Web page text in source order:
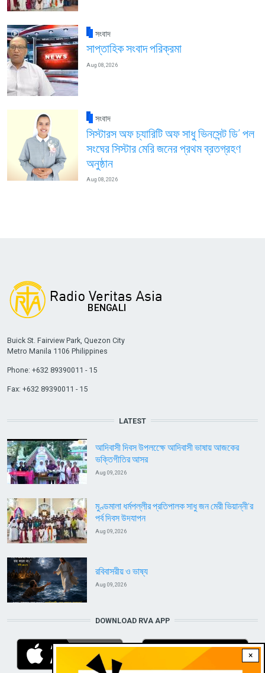
সংবাদ
সাপ্তাহিক সংবাদ পরিক্রমা
Aug 08, 2026
সংবাদ
সিস্টারস অফ চ্যারিটি অফ সাধু ভিনসেন্ট ডি’ পল
সংঘের সিস্টার মেরি জনের প্রথম ব্রতগ্রহণ
অনুষ্ঠান
Aug 08, 2026
×
Buick St. Fairview Park, Quezon City
Metro Manila 1106 Philippines
Phone: +632 89390011 - 15
Fax: +632 89390011 - 15
LATEST
আদিবাসী দিবস উপলক্ষেে আদিবাসী ভাষায় আজকের
ভক্তিগীতির আসর
Aug 09, 2026
মুণ্ডমালা ধর্মপল্লীর প্রতিপালক সাধু জন মেরী ভিয়ান্নী’র
পর্ব দিবস উদযাপন
Aug 09, 2026
রবিবাসরীয় ও ভাষ্য
Aug 09, 2026
DOWNLOAD RVA APP